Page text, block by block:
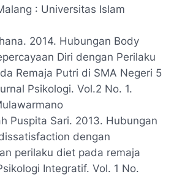
: Universitas Islam
2014. Hubungan Body
Diri dengan Perilaku
Remaja Putri di SMA Negeri 5
Psikologi. Vol.2 No. 1.
Puspita Sari. 2013. Hubungan
dengan
perilaku diet pada remaja
Integratif. Vol. 1 No.